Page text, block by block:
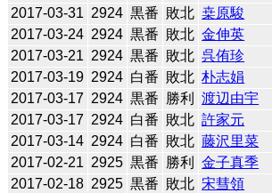
2017-03-31 2924 黒番 敗北 桒原駿
2017-03-24 2924 黒番 敗北 金伸英
2017-03-21 2924 黒番 敗北 呉侑珍
2017-03-19 2924 白番 敗北 朴志娟
2017-03-17 2924 黒番 勝利 渡辺由宇
2017-03-17 2924 白番 敗北 許家元
2017-03-14 2924 白番 敗北 藤沢里菜
2017-02-21 2925 黒番 勝利 金子真季
2017-02-18 2925 黒番 敗北 宋彗領